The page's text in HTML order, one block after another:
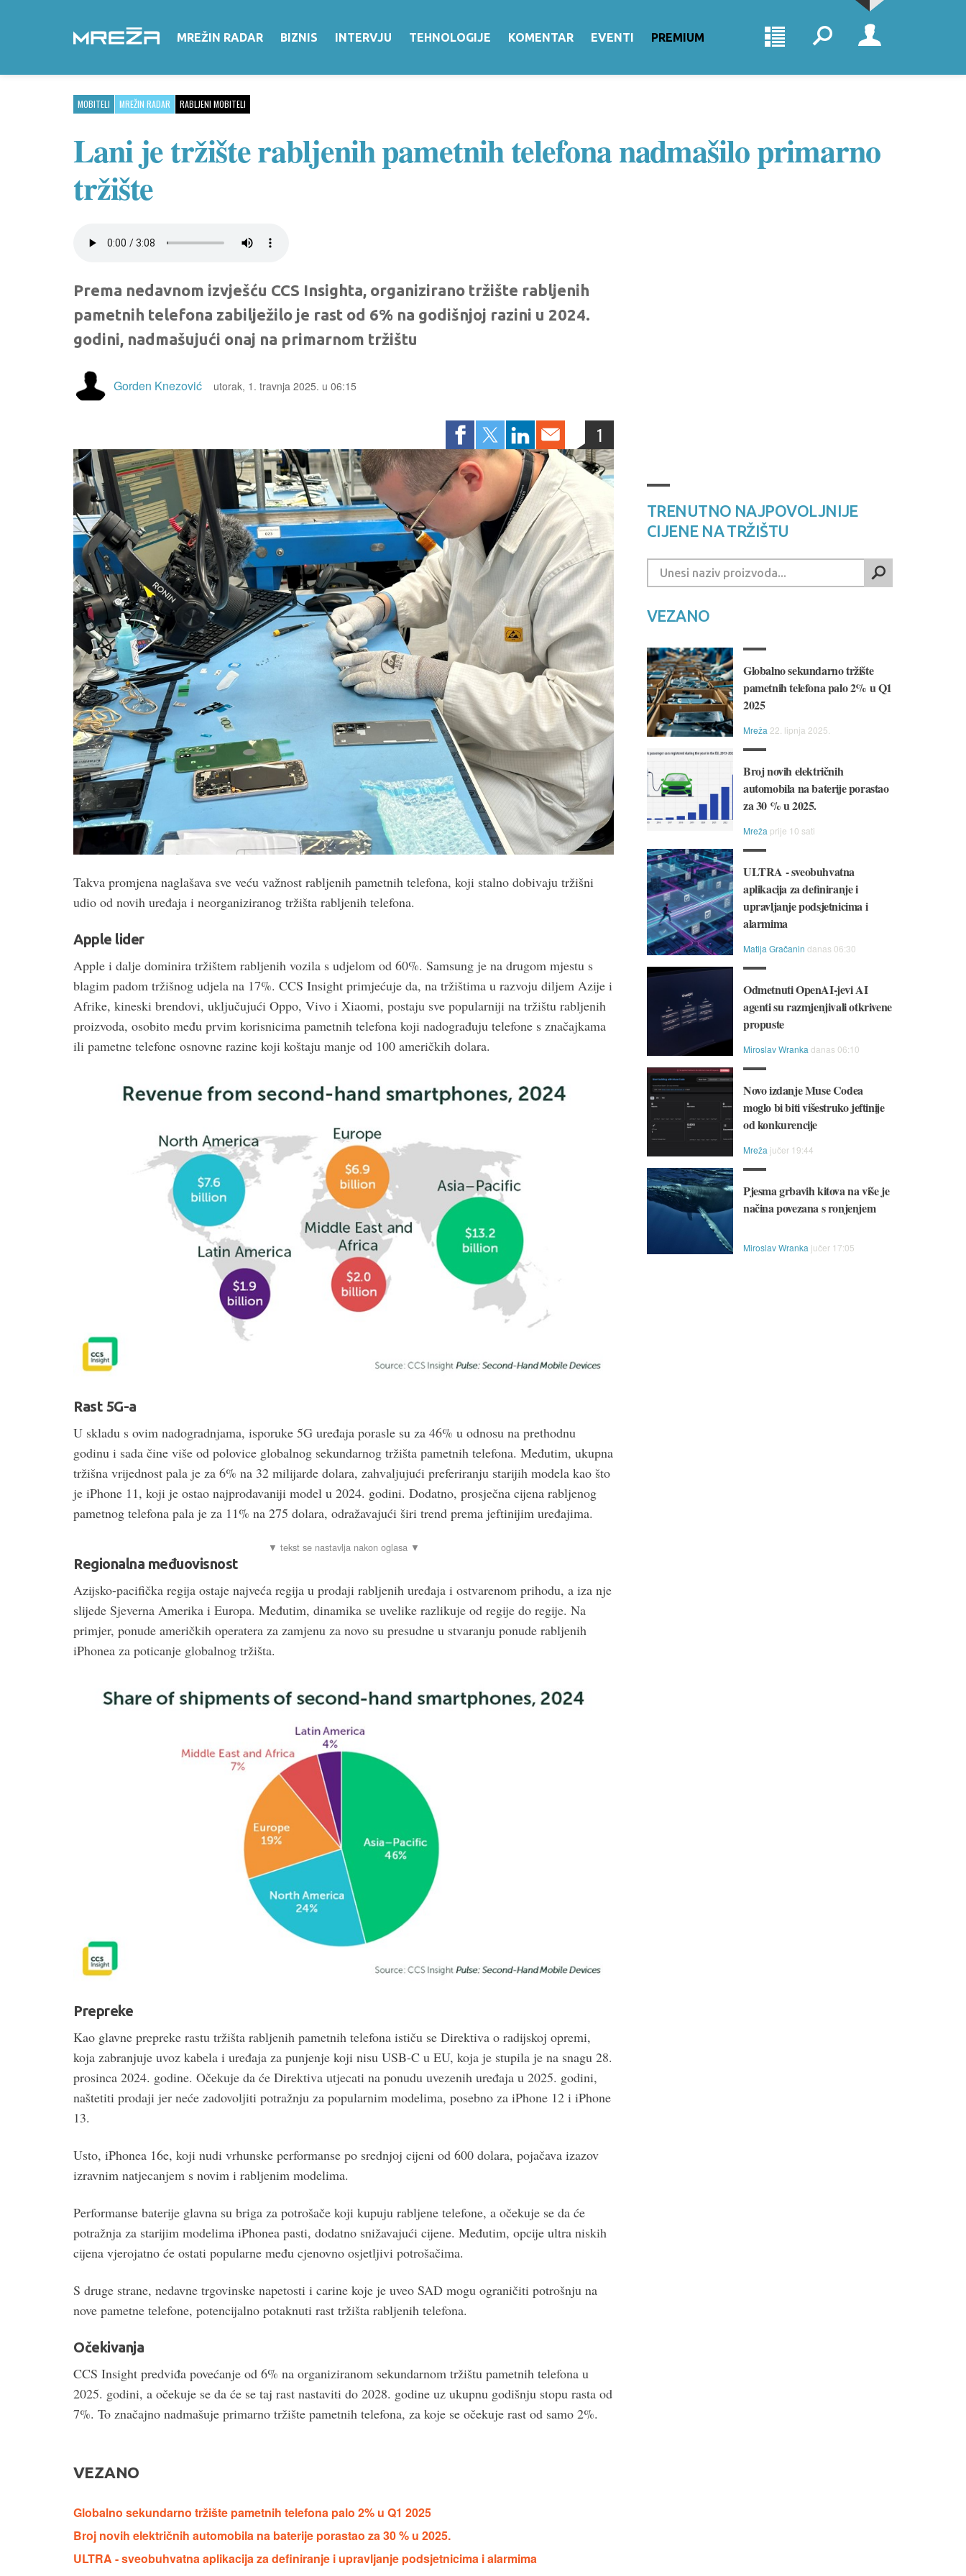
MREŽIN RADAR BIZNIS INTERVJU TEHNOLOGIJE KOMENTAR EVENTI PREMIUM
MOBITELI MREŽIN RADAR RABLJENI MOBITELI
Lani je tržište rabljenih pametnih telefona nadmašilo primarno
tržište
Prema nedavnom izvješću CCS Insighta, organizirano tržište rabljenih
pametnih telefona zabilježilo je rast od 6% na godišnjoj razini u 2024.
godini, nadmašujući onaj na primarnom tržištu
Gorden Knezović utorak, 1. travnja 2025. u 06:15
1
Takva promjena naglašava sve veću važnost rabljenih pametnih telefona, koji stalno dobivaju tržišni
udio od novih uređaja i neorganiziranog tržišta rabljenih telefona.
Apple lider
Apple i dalje dominira tržištem rabljenih vozila s udjelom od 60%. Samsung je na drugom mjestu s
blagim padom tržišnog udjela na 17%. CCS Insight primjećuje da, na tržištima u razvoju diljem Azije i
Afrike, kineski brendovi, uključujući Oppo, Vivo i Xiaomi, postaju sve popularniji na tržištu rabljenih
proizvoda, osobito među prvim korisnicima pametnih telefona koji nadograđuju telefone s značajkama
ili pametne telefone osnovne razine koji koštaju manje od 100 američkih dolara.
Rast 5G-a
U skladu s ovim nadogradnjama, isporuke 5G uređaja porasle su za 46% u odnosu na prethodnu
godinu i sada čine više od polovice globalnog sekundarnog tržišta pametnih telefona. Međutim, ukupna
tržišna vrijednost pala je za 6% na 32 milijarde dolara, zahvaljujući preferiranju starijih modela kao što
je iPhone 11, koji je ostao najprodavaniji model u 2024. godini. Dodatno, prosječna cijena rabljenog
pametnog telefona pala je za 11% na 275 dolara, odražavajući širi trend prema jeftinijim uređajima.
Regionalna međuovisnost
Azijsko-pacifička regija ostaje najveća regija u prodaji rabljenih uređaja i ostvarenom prihodu, a iza nje
slijede Sjeverna Amerika i Europa. Međutim, dinamika se uvelike razlikuje od regije do regije. Na
primjer, ponude američkih operatera za zamjenu za novo su presudne u stvaranju ponude rabljenih
iPhonea za poticanje globalnog tržišta.
Prepreke
Kao glavne prepreke rastu tržišta rabljenih pametnih telefona ističu se Direktiva o radijskoj opremi,
koja zabranjuje uvoz kabela i uređaja za punjenje koji nisu USB-C u EU, koja je stupila je na snagu 28.
prosinca 2024. godine. Očekuje da će Direktiva utjecati na ponudu uvezenih uređaja u 2025. godini,
naštetiti prodaji jer neće zadovoljiti potražnju za popularnim modelima, posebno za iPhone 12 i iPhone
13.
Usto, iPhonea 16e, koji nudi vrhunske performanse po srednjoj cijeni od 600 dolara, pojačava izazov
izravnim natjecanjem s novim i rabljenim modelima.
Performanse baterije glavna su briga za potrošače koji kupuju rabljene telefone, a očekuje se da će
potražnja za starijim modelima iPhonea pasti, dodatno snižavajući cijene. Međutim, opcije ultra niskih
cijena vjerojatno će ostati popularne među cjenovno osjetljivi potrošačima.
S druge strane, nedavne trgovinske napetosti i carine koje je uveo SAD mogu ograničiti potrošnju na
nove pametne telefone, potencijalno potaknuti rast tržišta rabljenih telefona.
Očekivanja
CCS Insight predviđa povećanje od 6% na organiziranom sekundarnom tržištu pametnih telefona u
2025. godini, a očekuje se da će se taj rast nastaviti do 2028. godine uz ukupnu godišnju stopu rasta od
7%. To značajno nadmašuje primarno tržište pametnih telefona, za koje se očekuje rast od samo 2%.
VEZANO
Globalno sekundarno tržište pametnih telefona palo 2% u Q1 2025
Broj novih električnih automobila na baterije porastao za 30 % u 2025.
ULTRA - sveobuhvatna aplikacija za definiranje i upravljanje podsjetnicima i alarmima
TRENUTNO NAJPOVOLJNIJE
CIJENE NA TRŽIŠTU
VEZANO
Globalno sekundarno tržište
pametnih telefona palo 2% u Q1
2025
Mreža 22. lipnja 2025.
Broj novih električnih
automobila na baterije porastao
za 30 % u 2025.
Mreža prije 10 sati
ULTRA - sveobuhvatna
aplikacija za definiranje i
upravljanje podsjetnicima i
alarmima
Matija Gračanin danas 06:30
Odmetnuti OpenAI-jevi AI
agenti su razmjenjivali otkrivene
propuste
Miroslav Wranka danas 06:10
Novo izdanje Muse Codea
moglo bi biti višestruko jeftinije
od konkurencije
Mreža jučer 19:44
Pjesma grbavih kitova na više je
načina povezana s ronjenjem
Miroslav Wranka jučer 17:05